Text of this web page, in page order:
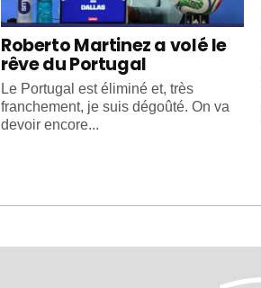
Roberto Martinez a volé le
rêve du Portugal
Le Portugal est éliminé et, très
franchement, je suis dégoûté. On va
devoir encore...